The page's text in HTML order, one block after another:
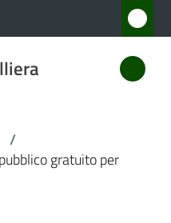
/
gratuito per